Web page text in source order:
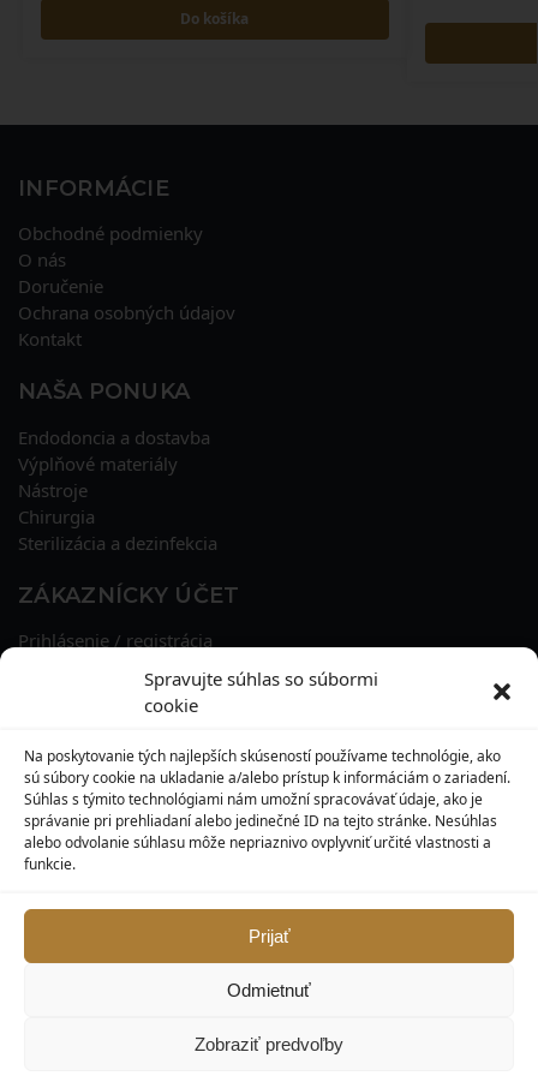
Spravujte súhlas so súbormi
cookie
Na poskytovanie tých najlepších skúseností používame technológie, ako
sú súbory cookie na ukladanie a/alebo prístup k informáciám o zariadení.
Súhlas s týmito technológiami nám umožní spracovávať údaje, ako je
správanie pri prehliadaní alebo jedinečné ID na tejto stránke. Nesúhlas
alebo odvolanie súhlasu môže nepriaznivo ovplyvniť určité vlastnosti a
funkcie.
Prijať
Odmietnuť
Zobraziť predvoľby
Do košíka
INFORMÁCIE
Obchodné podmienky
O nás
Doručenie
Ochrana osobných údajov
Kontakt
NAŠA PONUKA
Endodoncia a dostavba
Výplňové materiály
Nástroje
Chirurgia
Sterilizácia a dezinfekcia
ZÁKAZNÍCKY ÚČET
Prihlásenie / registrácia
História objednávok
Zľavové kupóny
KONTAKT
MAXILO DENTAL, s. r. o.
917 05 Trnava